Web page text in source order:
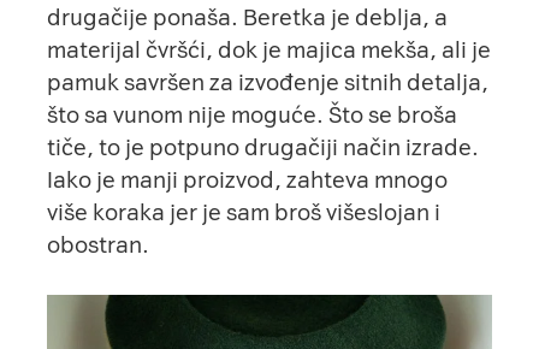
drugačije ponaša. Beretka je deblja, a
materijal čvršći, dok je majica mekša, ali je
pamuk savršen za izvođenje sitnih detalja,
što sa vunom nije moguće. Što se broša
tiče, to je potpuno drugačiji način izrade.
Iako je manji proizvod, zahteva mnogo
više koraka jer je sam broš višeslojan i
obostran.